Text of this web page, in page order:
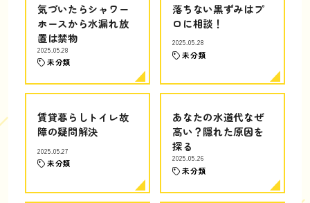
気づいたらシャワー
ホースから水漏れ放
置は禁物
2025.05.28
未分類
落ちない黒ずみはプ
ロに相談！
2025.05.28
未分類
賃貸暮らしトイレ故
障の疑問解決
2025.05.27
未分類
あなたの水道代なぜ
高い？隠れた原因を
探る
2025.05.26
未分類